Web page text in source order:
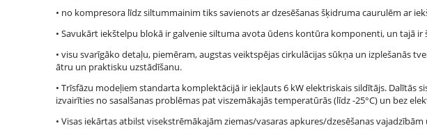
• no kompresora līdz siltummainim tiks savienots ar dzesēšanas šķidruma caurulēm ar
• Savukārt iekštelpu blokā ir galvenie siltuma avota ūdens kontūra komponenti, un tajā ir
• visu svarīgāko detaļu, piemēram, augstas veiktspējas cirkulācijas sūkņa un izplešanās
ātru un praktisku uzstādīšanu.
• Trīsfāzu modeļiem standarta komplektācijā ir iekļauts 6 kW elektriskais sildītājs. Dalītās
izvairīties no sasalšanas problēmas pat viszemākajās temperatūrās (līdz -25°C) un bez
• Visas iekārtas atbilst visekstrēmākajām ziemas/vasaras apkures/dzesēšanas